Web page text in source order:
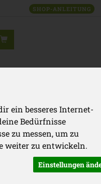
ein besseres Internet-
Bedürfnisse
zu messen, um zu
weiter zu entwickeln.
Einstellungen
SHOP-ANLEITUNG